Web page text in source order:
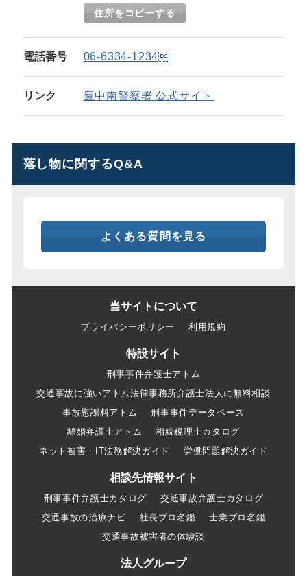
住所をコピーする
電話番号 06-6334-1234
リンク 豊中南警察署 公式サイト
落し物に関するQ&A
よくある質問を見る
当サイトについて
プライバシーポリシー 利用規約
特設サイト
刑事事件弁護士アトム
交通事故に強いアトム法律事務所弁護士法人に無料相談
事故慰謝料アトム
刑事事件データベース
離婚弁護士アトム
相続税理士カタログ
ネット被害・IT法務解決ガイド
労働問題解決ガイド
相談先情報サイト
刑事事件弁護士カタログ
交通事故弁護士カタログ
交通事故の治療ナビ
社長プロ名鑑
士業プロ名鑑
交通事故被害者の体験談
法人グループ